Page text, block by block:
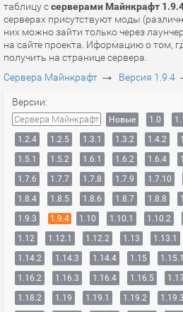
таблицу ссерверами Майнкрафт
серверах присутствуют моды
них можно зайти только через
на сайте проекта. Иформацию о том,
получить на странице сервера.
Сервера Майнкрафт → Версия 1.9.4
Версии:
Сервера Майнкрафт Новые 1.0 1.1
1.2.4
1.2.5 1.3.1 1.3.2 1.4.2
1.5.1
1.5.2 1.6.1 1.6.2 1.6.4
1.7.6
1.7.7 1.7.8 1.7.9 1.7.10
1.8.4
1.8.5 1.8.6 1.8.7 1.8.8
1.9.3
1.9.4 1.10 1.10.1 1.10.2
1.12
1.12.1 1.12.2 1.13 1.13.1
1.14.2
1.14.3 1.14.4 1.15 1.15.1
1.16.2
1.16.3 1.16.4 1.16.5 1.17
1.18.2
1.19 1.19.1 1.19.2 1.19.3